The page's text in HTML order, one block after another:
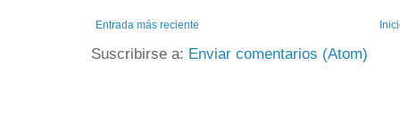
Entrada más reciente
Suscribirse a: Enviar comentarios (Atom)